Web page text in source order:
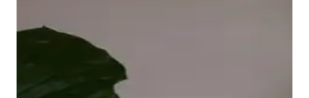
Le vasche da incasso in acrilico Balcoon riprendono
abilmente il gioco di due livelli e presentano due
caratteristiche estetiche di grande impatto: il bordo